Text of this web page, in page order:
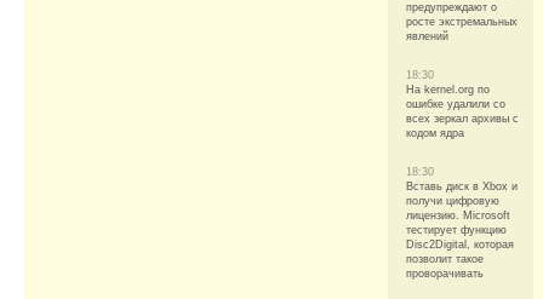
предупреждают о
росте экстремальных
явлений
18:30
На kernel.org по
ошибке удалили со
всех зеркал архивы с
кодом ядра
18:30
Вставь диск в Xbox и
получи цифровую
лицензию. Microsoft
тестирует функцию
Disc2Digital, которая
позволит такое
проворачивать